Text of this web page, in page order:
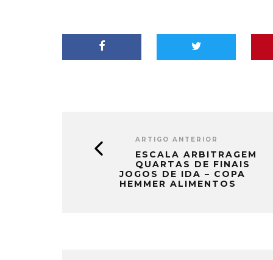
ARTIGO ANTERIOR
ESCALA ARBITRAGEM
QUARTAS DE FINAIS
JOGOS DE IDA – COPA
HEMMER ALIMENTOS